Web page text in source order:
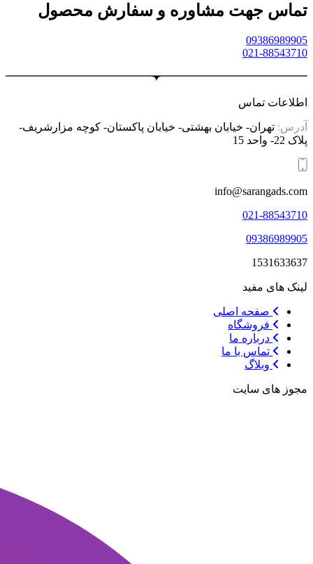
تماس جهت مشاوره و سفارش محصول
09386989905
021-88543710
اطلاعات تماس
آدرس: تهران- خیابان بهشتی- خیابان پاکستان- کوچه مزارشریف-
پلاک 22- واحد 15
info@sarangads.com
021-88543710
09386989905
1531633637
لینک های مفید
صفحه اصلی
فروشگاه
درباره ما
تماس با ما
وبلاگ
مجوز های سایت